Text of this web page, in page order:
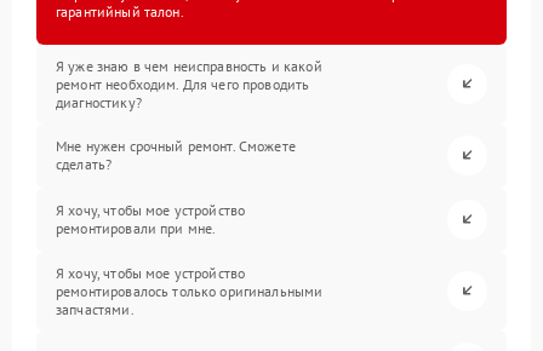
гарантийный талон.
Я уже знаю в чем неисправность и какой
ремонт необходим. Для чего проводить
диагностику?
Мне нужен срочный ремонт. Сможете
сделать?
Я хочу, чтобы мое устройство
ремонтировали при мне.
Я хочу, чтобы мое устройство
ремонтировалось только оригинальными
запчастями.